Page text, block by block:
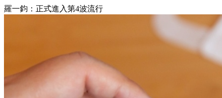
羅一鈞：正式進入第4波流行